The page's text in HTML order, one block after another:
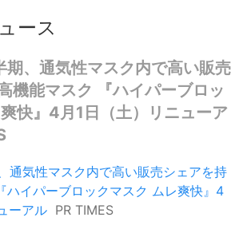
ース
、通気性マスク内で高い販売
機能マスク 『ハイパーブロッ
快』4月1日（土）リニューア
通気性マスク内で高い販売シェアを持
ハイパーブロックマスク ムレ爽快』4
ーアル PR TIMES